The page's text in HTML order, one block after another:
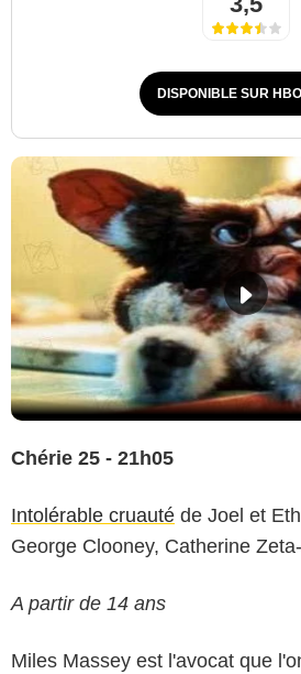
DISPONIBLE SUR
Chérie 25 - 21h05
Intolérable cruauté de Joel et
George Clooney, Catherine
A partir de 14 ans
Miles Massey est l'avocat que